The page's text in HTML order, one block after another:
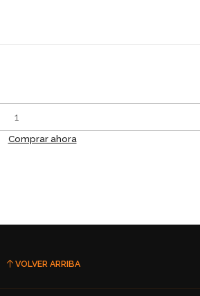
Comprar ahora
VOLVER ARRIBA